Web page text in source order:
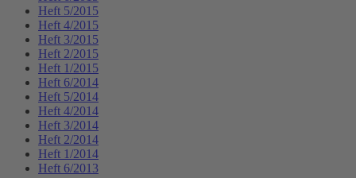
Heft 5/2015
Heft 4/2015
Heft 3/2015
Heft 2/2015
Heft 1/2015
Heft 6/2014
Heft 5/2014
Heft 4/2014
Heft 3/2014
Heft 2/2014
Heft 1/2014
Heft 6/2013